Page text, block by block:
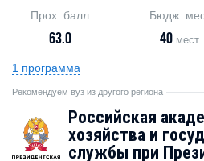
Прох. балл
63.0
Бюдж.
40 мест
1 программа
Рекомендуем вуз из другого региона
Российская
хозяйства и
службы при